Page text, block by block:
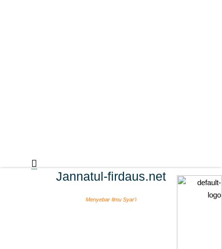
Jannatul-firdaus.net
Menyebar Ilmu Syar’i